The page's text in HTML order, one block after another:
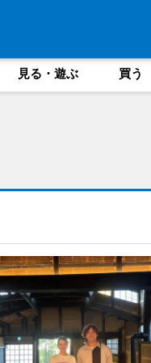
見る・遊ぶ 買う